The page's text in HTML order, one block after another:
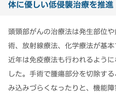
体に優しい低侵襲治療を推進
頭頸部がんの治療法は発生部位
術、放射線療法、化学療法が基本
近年は免疫療法も行われるよう
した。手術で腫瘍部分を切除す
み込みづらくなったりと、機能